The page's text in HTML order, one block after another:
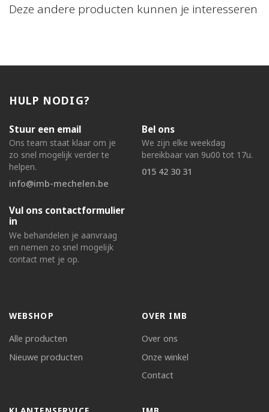
Deze andere producten kunnen je interesseren
HULP NODIG?
Stuur een email
Ons team staat klaar om je
zo snel mogelijk verder te
helpen.
info@imb-mechelen.be
Bel ons
We zijn elke weekdag
bereikbaar van 9u00 tot 17u.
015 42 30 31
Vul ons contactformulier
in
We behandelen je aanvraag
en nemen zo snel mogelijk
contact met je op.
WEBSHOP
Alle producten
Nieuwe producten
OVER IMB
Over ons
Onze winkel
Contact